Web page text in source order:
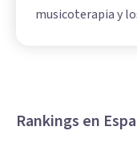
musicoterapia y
Rankings en